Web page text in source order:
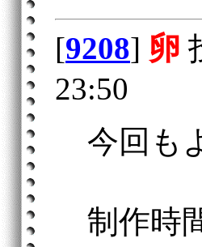
[9208] 卵
23:50
今回も
制作時